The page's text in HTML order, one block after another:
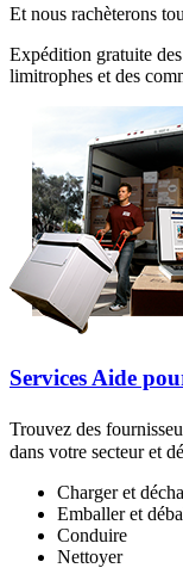
Et nous rachèterons
Expédition gratuite
limitrophes et des
Services Aide
Trouvez des
dans votre secteur et
Charger et
Emballer et
Conduire
Nettoyer